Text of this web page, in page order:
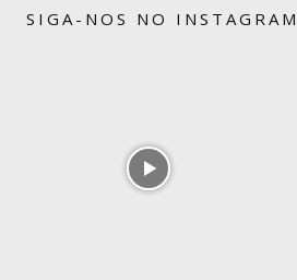
SIGA-NOS NO INSTAGRAM